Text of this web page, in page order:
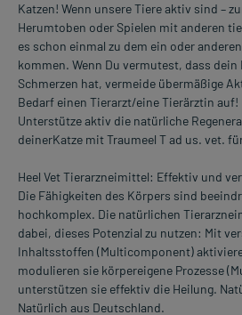
Katzen! Wenn unsere Tiere aktiv sind –
Herumtoben oder Spielen mit anderen
es schon einmal zu dem ein oder
kommen. Wenn Du vermutest, dass
Schmerzen hat, vermeide übermäßige
Bedarf einen Tierarzt/eine Tierärztin auf!
Unterstütze aktiv die natürliche
deinerKatze mit Traumeel T ad us. vet.
Heel Vet Tierarzneimittel: Effektiv und
Die Fähigkeiten des Körpers sind
hochkomplex. Die natürlichen
dabei, dieses Potenzial zu nutzen: Mit
Inhaltsstoffen (Multicomponent)
modulieren sie körpereigene Prozesse
unterstützen sie effektiv die Heilung.
Natürlich aus Deutschland.